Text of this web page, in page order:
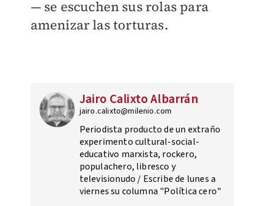
— se escuchen sus rolas para
amenizar las torturas.
Jairo Calixto Albarrán
jairo.calixto@milenio.com
Periodista producto de un extraño
experimento cultural-social-
educativo marxista, rockero,
populachero, libresco y
televisionudo / Escribe de lunes a
viernes su columna "Política cero"